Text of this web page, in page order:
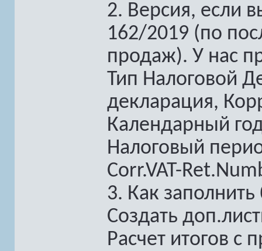
2. Версия, если
162/2019 (по
продаж). У нас
Тип Налоговой
декларация,
Календарный
Налоговый
Corr.VAT-
3. Как
Создать
Расчет итогов с